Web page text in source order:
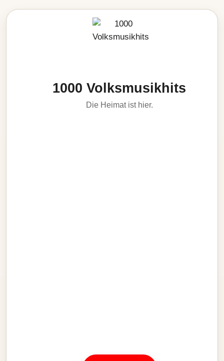
1000 Volksmusikhits
Die Heimat ist hier.